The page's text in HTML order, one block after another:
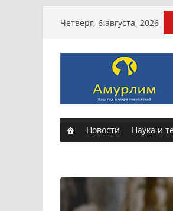
Четверг, 6 августа, 2026
Новости Наука и